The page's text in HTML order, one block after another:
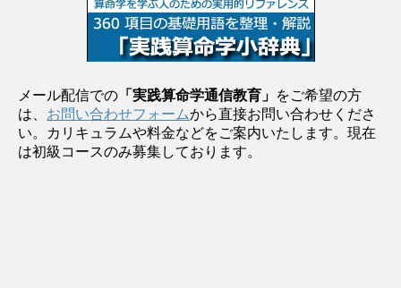
メール配信での 「実践算命学通信教育」 をご希望の方
は、 お問い合わせフォームから直接お問い合わせくださ
い。カリキュラムや料金などをご案内いたします。現在
は初級コースのみ募集しております。